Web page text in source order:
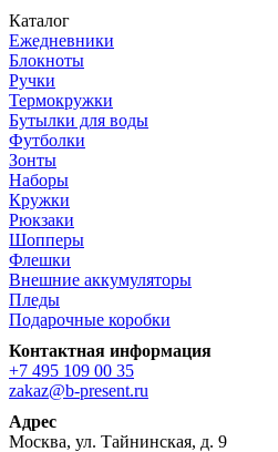
Каталог
Ежедневники
Блокноты
Ручки
Термокружки
Бутылки для воды
Футболки
Зонты
Наборы
Кружки
Рюкзаки
Шопперы
Флешки
Внешние аккумуляторы
Пледы
Подарочные коробки
Контактная информация
+7 495 109 00 35
zakaz@b-present.ru
Адрес
Москва, ул. Тайнинская, д. 9